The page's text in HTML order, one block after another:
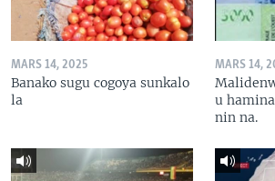
MARS 14, 2025
Banako sugu cogoya sunkalo
la
MARS 14,
u
nin na.